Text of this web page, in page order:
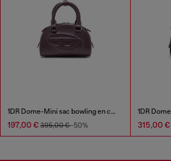
1DR Dome-Mini sac bowling en cuir
197,00 € 395,00 €-50% 315,00 €